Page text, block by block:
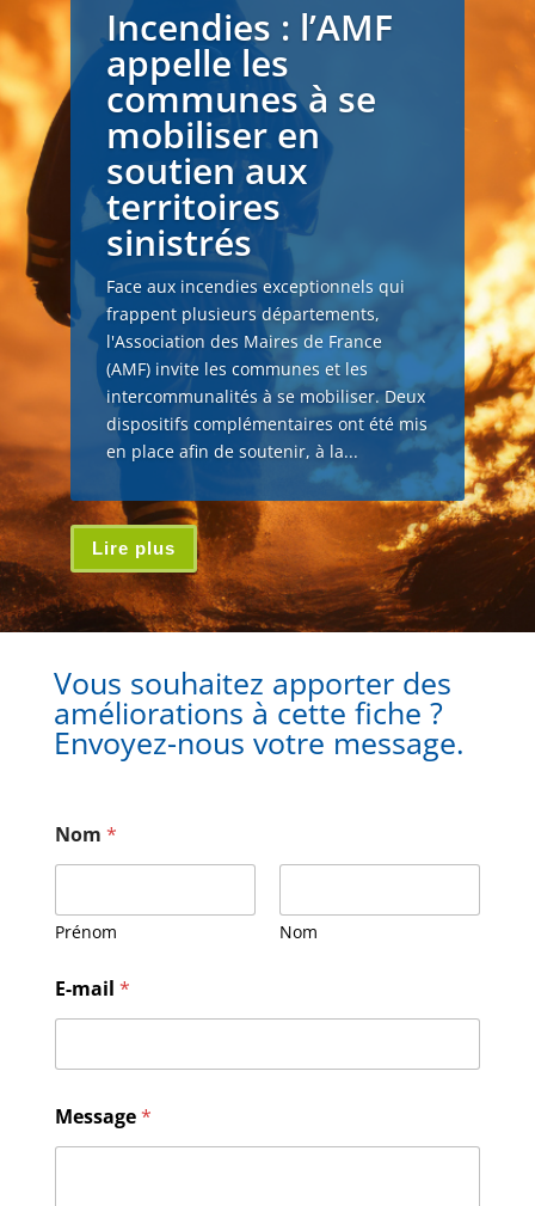
Incendies : l’AMF
appelle les
communes à se
mobiliser en
soutien aux
territoires
sinistrés
Face aux incendies exceptionnels qui
frappent plusieurs départements,
l'Association des Maires de France
(AMF) invite les communes et les
intercommunalités à se mobiliser. Deux
dispositifs complémentaires ont été mis
en place afin de soutenir, à la...
Lire plus
Vous souhaitez apporter des
améliorations à cette fiche ?
Envoyez-nous votre message.
Nom *
Prénom Nom
o
m
e
s
a
g
E-mail *
Message*